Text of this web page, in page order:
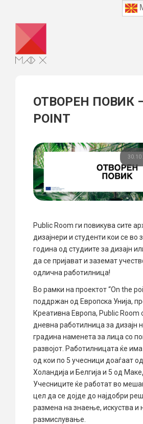
content
ОТВОРЕН ПОВИК –
POINT
Public Room ги повикува сите
дизајнери и студенти кои се во
година од студиите за дизајн
да се пријават и заземат
одлична работилница!
Во рамки на проектот “On the
поддржан од Европска Унија,
Креативна Европа, Public Room
дневна работилница за дизајн
градина наменета за лица со
развојот. Работилницата ќе
од кои по 5 учесници доаѓаат
Холандија и Белгија и 5 од
Учесниците ќе работат во
цел да се дојде до најдобри
размена на знаење, искуства и
размислување.